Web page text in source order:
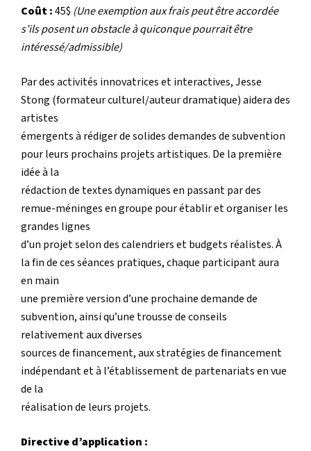
Coût :45$ (Une exemption aux frais peut être accordée
s’ils posent un obstacle à quiconque pourrait être
intéressé/admissible)
Par des activités innovatrices et interactives, Jesse
Stong (formateur culturel/auteur dramatique) aidera des
artistes
émergents à rédiger de solides demandes de subvention
pour leurs prochains projets artistiques. De la première
idée à la
rédaction de textes dynamiques en passant par des
remue-méninges en groupe pour établir et organiser les
grandes lignes
d’un projet selon des calendriers et budgets réalistes. À
la fin de ces séances pratiques, chaque participant aura
en main
une première version d’une prochaine demande de
subvention, ainsi qu’une trousse de conseils
relativement aux diverses
sources de financement, aux stratégies de financement
indépendant et à l’établissement de partenariats en vue
de la
réalisation de leurs projets.
Directive d’application :